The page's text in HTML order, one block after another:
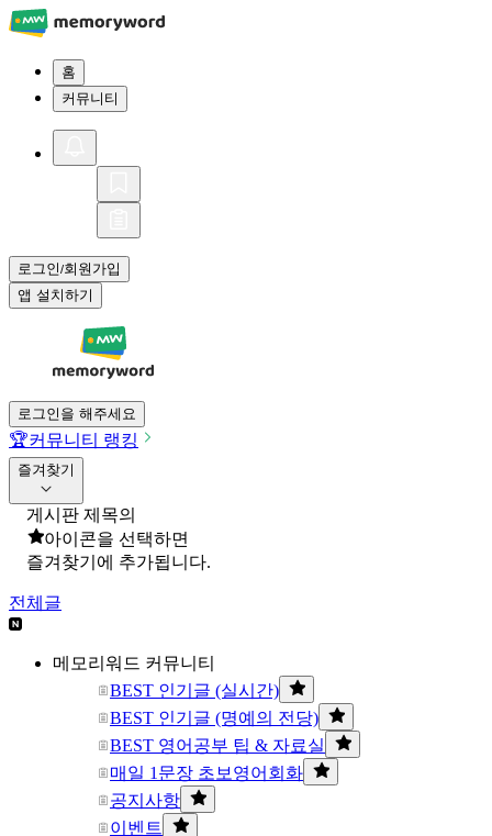
홈
커뮤니티
로그인/회원가입
앱 설치하기
로그인을 해주세요
🏆커뮤니티 랭킹
즐겨찾기
게시판 제목의
아이콘을 선택하면
즐겨찾기에 추가됩니다.
전체글
메모리워드 커뮤니티
BEST 인기글 (실시간)
BEST 인기글 (명예의 전당)
BEST 영어공부 팁 & 자료실
매일 1문장 초보영어회화
공지사항
이벤트